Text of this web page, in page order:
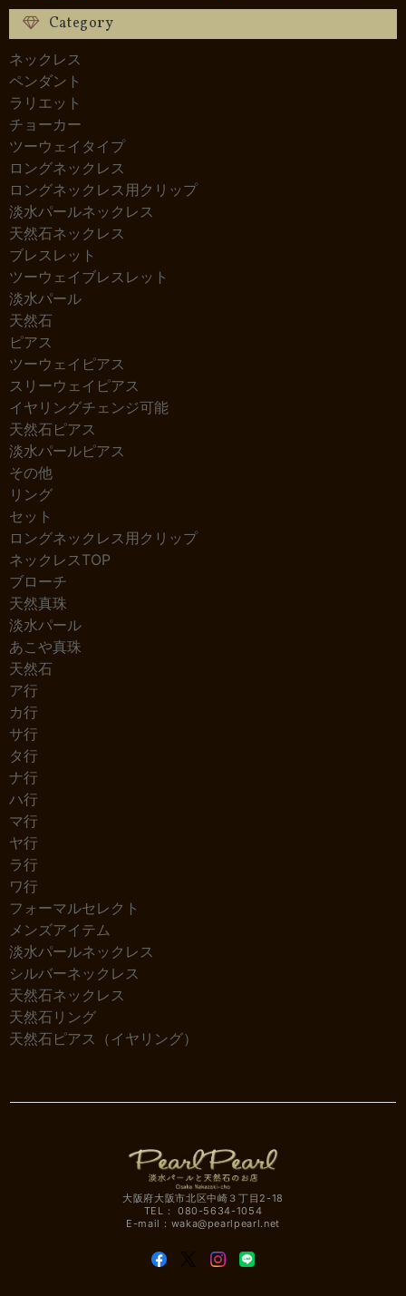
Category
ネックレス
ペンダント
ラリエット
チョーカー
ツーウェイタイプ
ロングネックレス
ロングネックレス用クリップ
淡水パールネックレス
天然石ネックレス
ブレスレット
ツーウェイブレスレット
淡水パール
天然石
ピアス
ツーウェイピアス
スリーウェイピアス
イヤリングチェンジ可能
天然石ピアス
淡水パールピアス
その他
リング
セット
ロングネックレス用クリップ
ネックレスTOP
ブローチ
天然真珠
淡水パール
あこや真珠
天然石
ア行
カ行
サ行
タ行
ナ行
ハ行
マ行
ヤ行
ラ行
ワ行
フォーマルセレクト
メンズアイテム
淡水パールネックレス
シルバーネックレス
天然石ネックレス
天然石リング
天然石ピアス（イヤリング）
大阪府大阪市北区中崎３丁目2-18
TEL： 080-5634-1054
E-mail： waka@pearlpearl.net